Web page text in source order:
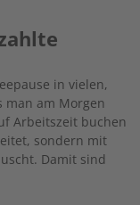
in vielen,
man am Morgen
Arbeitszeit buchen
sondern mit
Damit sind